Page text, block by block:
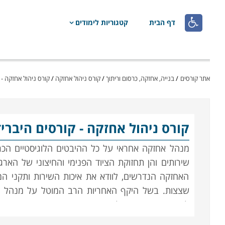
 דף הבית קטגוריות לימודים
אתר קורסים /בנייה, אחזקה, כרסום וריתוך/קורס ניהול אחזקה /קורס ניהול אחזקה -
קורס ניהול אחזקה- קורסים
מנהל אחזקה אחראי על כל ההיבטים הלוגיסטיים
שירותים והן תחזוקת הציוד הפנימי והחיצוני של
האחזקה הנדרשים, לוודא את איכות השירות ותקני
שצצות. בשל היקף האחריות הרב המוטל על מנהל
לעסוק בתפקיד ביעילות.